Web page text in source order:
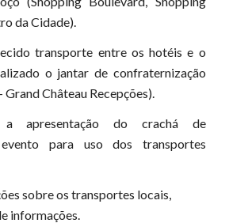
da Cidade).
transporte entre os hotéis e o
o jantar de confraternização
Grand Château Recepções).
a apresentação do crachá de
para uso dos transportes
sobre os transportes locais,
informações.